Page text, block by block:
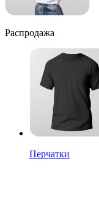
Распродажа
Перчатки